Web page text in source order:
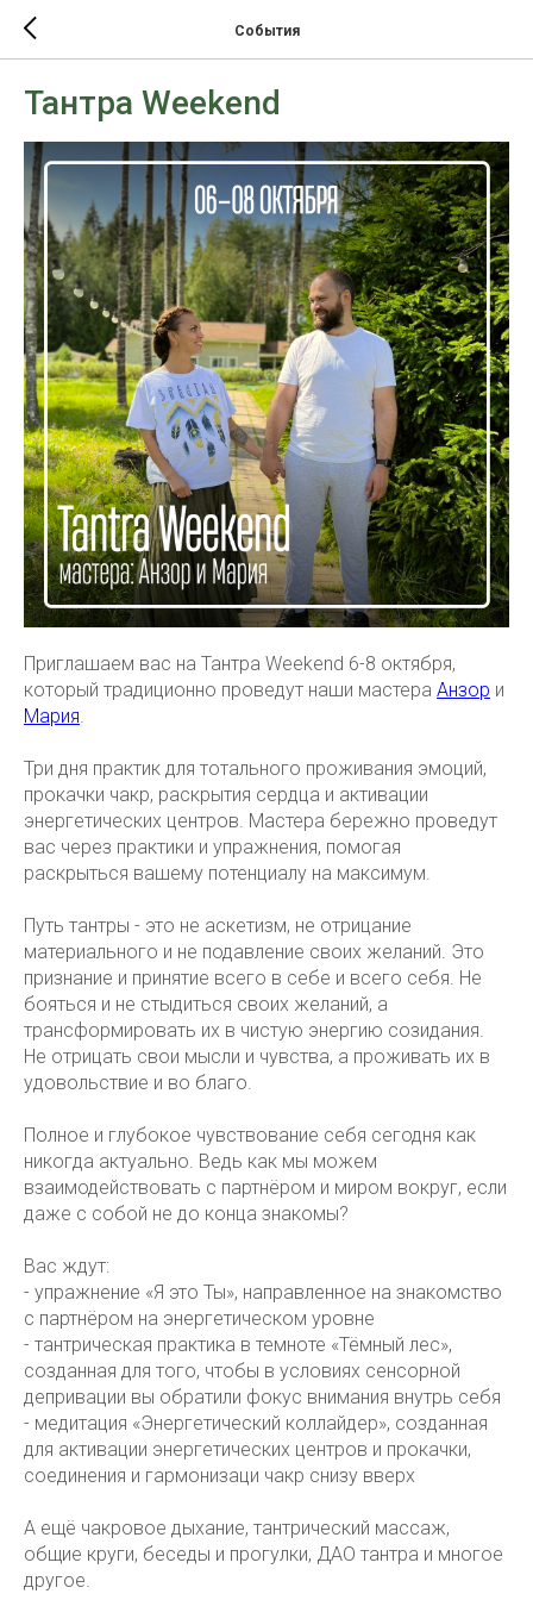
События
Тантра Weekend
Приглашаем вас на Тантра Weekend 6-8 октября,
который традиционно проведут наши мастера Анзор и
Мария.
Три дня практик для тотального проживания эмоций,
прокачки чакр, раскрытия сердца и активации
энергетических центров. Мастера бережно проведут
вас через практики и упражнения, помогая
раскрыться вашему потенциалу на максимум.
Путь тантры - это не аскетизм, не отрицание
материального и не подавление своих желаний. Это
признание и принятие всего в себе и всего себя. Не
бояться и не стыдиться своих желаний, а
трансформировать их в чистую энергию созидания.
Не отрицать свои мысли и чувства, а проживать их в
удовольствие и во благо.
Полное и глубокое чувствование себя сегодня как
никогда актуально. Ведь как мы можем
взаимодействовать с партнёром и миром вокруг, если
даже с собой не до конца знакомы?
Вас ждут:
- упражнение «Я это Ты», направленное на знакомство
с партнёром на энергетическом уровне
- тантрическая практика в темноте «Тёмный лес»,
созданная для того, чтобы в условиях сенсорной
депривации вы обратили фокус внимания внутрь себя
- медитация «Энергетический коллайдер», созданная
для активации энергетических центров и прокачки,
соединения и гармонизаци чакр снизу вверх
А ещё чакровое дыхание, тантрический массаж,
общие круги, беседы и прогулки, ДАО тантра и многое
другое.